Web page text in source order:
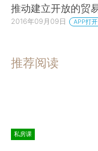
推动建立开放的贸
2016年09月09日 APP打开
推荐阅读
私房课